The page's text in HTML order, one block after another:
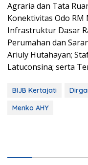
Agraria dan Tata
Konektivitas Odo
Infrastruktur Dasar
Perumahan dan
Ariuly Hutahayan;
Latuconsina; serta
BIJB Kertajati
Menko AHY